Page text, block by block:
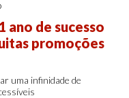
ano de sucesso
promoções
uma infinidade de